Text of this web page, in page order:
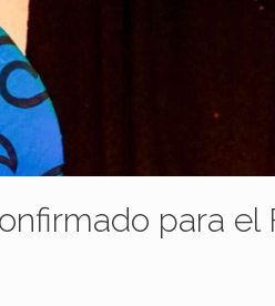
para el